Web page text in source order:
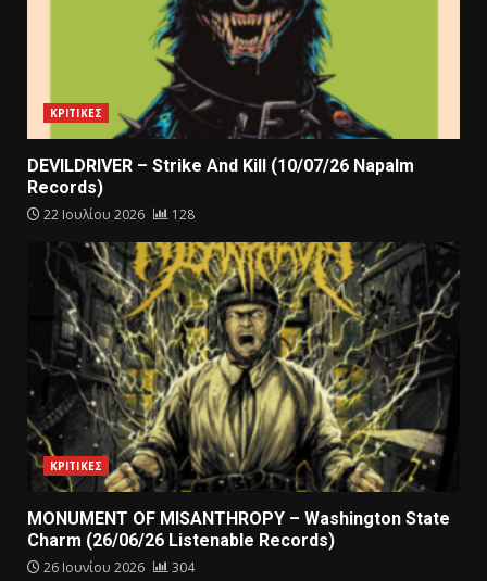
ΚΡΙΤΙΚΕΣ
DEVILDRIVER – Strike And Kill (10/07/26 Napalm
Records)
22 Ιουλίου 2026 128
ΚΡΙΤΙΚΕΣ
MONUMENT OF MISANTHROPY – Washington State
Charm (26/06/26 Listenable Records)
26 Ιουνίου 2026 304